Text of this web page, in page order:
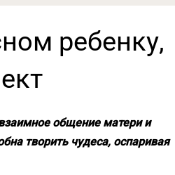
ребенку,
общение матери и
творить чудеса, оспаривая